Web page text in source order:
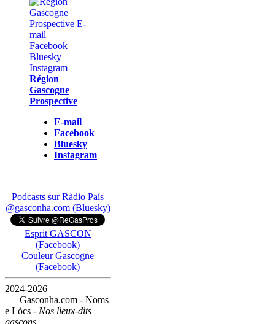
Région
Gascogne
Prospective
E-mail
Facebook
Bluesky
Instagram
Podcasts sur Ràdio País
@gasconha.com (Bluesky)
Esprit GASCON
(Facebook)
Couleur Gascogne
(Facebook)
2024-2026
— Gasconha.com - Noms
e Lòcs - Nos lieux-dits
gascons